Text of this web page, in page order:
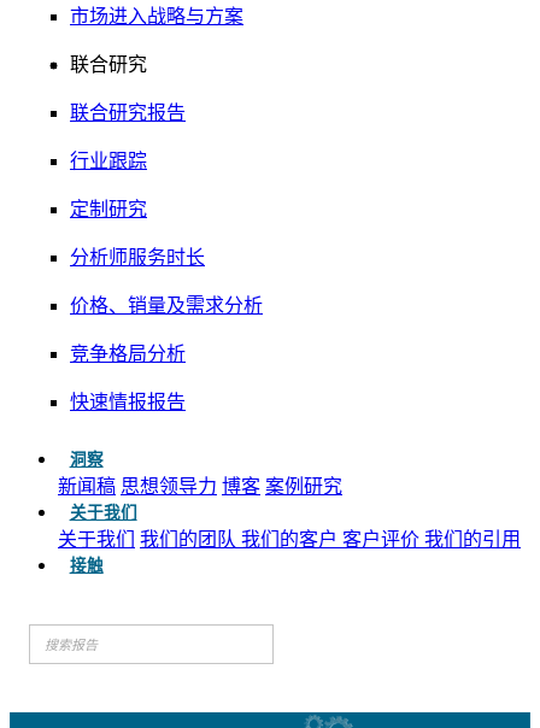
市场进入战略与方案
联合研究
联合研究报告
行业跟踪
定制研究
分析师服务时长
价格、销量及需求分析
竞争格局分析
快速情报报告
洞察
新闻稿 思想领导力 博客 案例研究
关于我们
关于我们 我们的团队 我们的客户 客户评价 我们的引用
接触